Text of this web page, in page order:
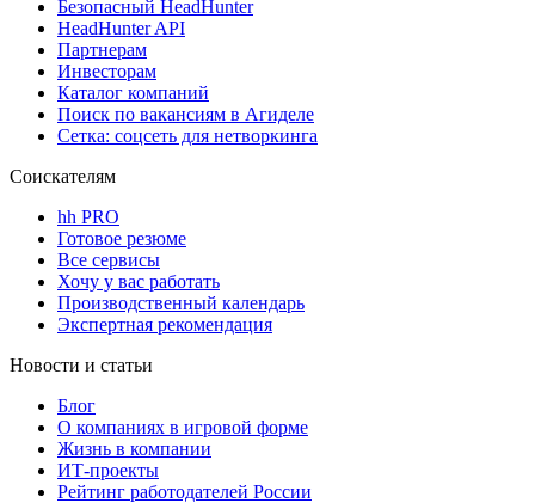
Безопасный HeadHunter
HeadHunter API
Партнерам
Инвесторам
Каталог компаний
Поиск по вакансиям в Агиделе
Сетка: соцсеть для нетворкинга
Соискателям
hh PRO
Готовое резюме
Все сервисы
Хочу у вас работать
Производственный календарь
Экспертная рекомендация
Новости и статьи
Блог
О компаниях в игровой форме
Жизнь в компании
ИТ-проекты
Рейтинг работодателей России